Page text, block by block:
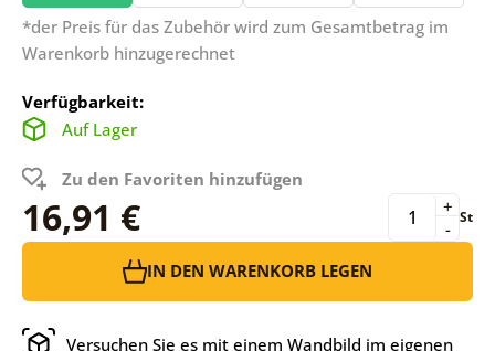
*der Preis für das Zubehör wird zum Gesamtbetrag im
Warenkorb hinzugerechnet
Verfügbarkeit:
Auf Lager
Zu den Favoriten hinzufügen
16,91 € -
+ St
IN DEN WARENKORB LEGEN
Versuchen Sie es mit einem Wandbild im eigenen